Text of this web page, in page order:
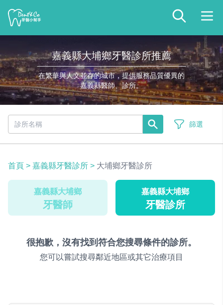
嘉義縣大埔鄉牙醫診所推薦
在繁華與人文並存的城市，提供服務品質優異的
嘉義縣醫師、診所。
篩選
首頁 > 嘉義縣牙醫診所 > 大埔鄉牙醫診所
嘉義縣大埔鄉
牙醫師
嘉義縣大埔鄉
牙醫診所
很抱歉，沒有找到符合您搜尋條件的診所。
您可以嘗試搜尋鄰近地區或其它治療項目